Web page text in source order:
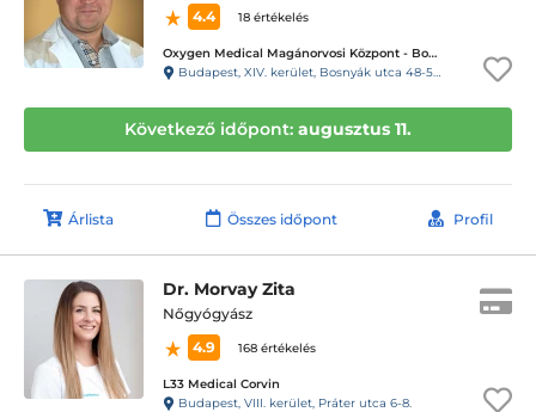
4.4
18 értékelés
Oxygen Medical Magánorvosi Központ - Bosnyák Tér
Budapest, XIV. kerület, Bosnyák utca 48-50.
Következő időpont: augusztus 11.
Árlista Összes időpont Profil
Dr. Morvay Zita
Nőgyógyász
4.9
168 értékelés
L33 Medical Corvin
Budapest, VIII. kerület, Práter utca 6-8.